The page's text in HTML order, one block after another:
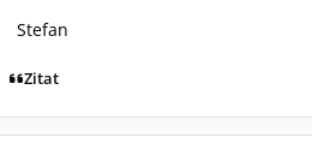
Stefan
Zitat